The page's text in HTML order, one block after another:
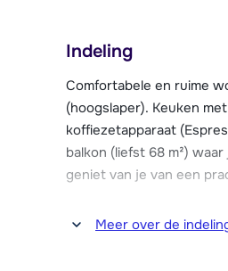
Dit appartement
en na te genieten van
bergen, evenals twee
Indeling
Comfortabele en ruime
(hoogslaper). Keuken
koffiezetapparaat
balkon (liefst 68 m²)
geniet van je van een
Drie slaapkamers,
Meer over de